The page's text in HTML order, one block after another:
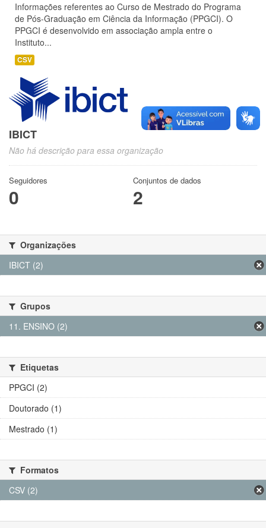
Informações referentes ao Curso de Mestrado do Programa
de Pós-Graduação em Ciência da Informação (PPGCI). O
PPGCI é desenvolvido em associação ampla entre o
Instituto...
CSV
IBICT
Não há descrição para essa organização
Seguidores
0
Conjuntos de dados
2
Organizações
IBICT (2)
Grupos
11. ENSINO (2)
Etiquetas
PPGCI (2)
Doutorado (1)
Mestrado (1)
Formatos
CSV (2)